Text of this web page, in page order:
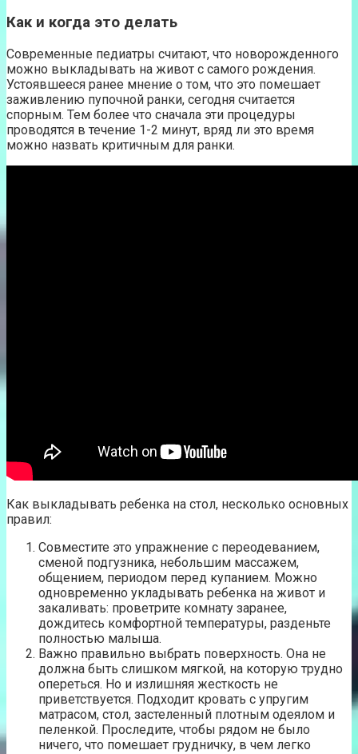
Как и когда это делать
Современные педиатры считают, что новорожденного
можно выкладывать на живот с самого рождения.
Устоявшееся ранее мнение о том, что это помешает
заживлению пупочной ранки, сегодня считается
спорным. Тем более что сначала эти процедуры
проводятся в течение 1-2 минут, вряд ли это время
можно назвать критичным для ранки.
Как выкладывать ребенка на стол, несколько основных
правил:
Совместите это упражнение с переодеванием,
сменой подгузника, небольшим массажем,
общением, периодом перед купанием. Можно
одновременно укладывать ребенка на живот и
закаливать: проветрите комнату заранее,
дождитесь комфортной температуры, разденьте
полностью малыша.
Важно правильно выбрать поверхность. Она не
должна быть слишком мягкой, на которую трудно
опереться. Но и излишняя жесткость не
приветствуется. Подходит кровать с упругим
матрасом, стол, застеленный плотным одеялом и
пеленкой. Проследите, чтобы рядом не было
ничего, что помешает грудничку, в чем легко